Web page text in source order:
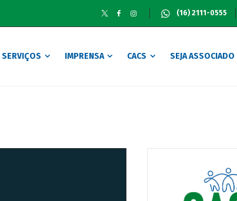
(16) 2111-0555
SERVIÇOS IMPRENSA CACS SEJA ASSOCIADO